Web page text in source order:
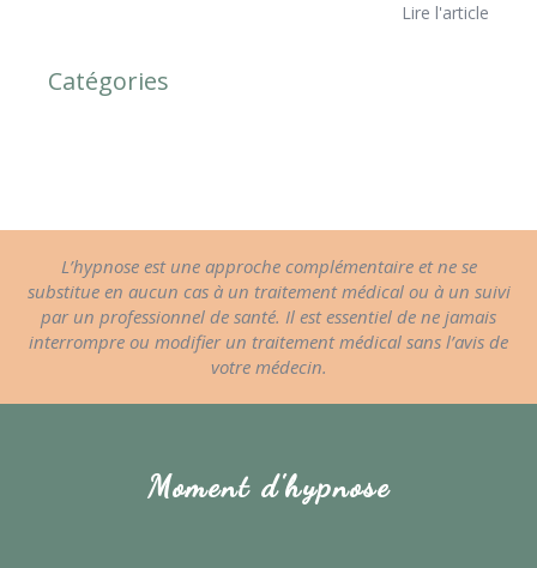
Lire l'article
Catégories
L’hypnose est une approche complémentaire et ne se
substitue en aucun cas à un traitement médical ou à un suivi
par un professionnel de santé. Il est essentiel de ne jamais
interrompre ou modifier un traitement médical sans l’avis de
votre médecin.
Moment d'hypnose